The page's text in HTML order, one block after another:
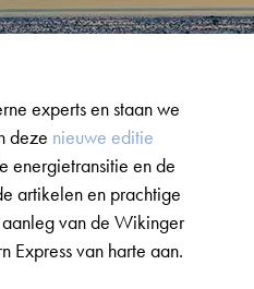
experts en staan we
deze nieuwe editie
energietransitie en de
artikelen en prachtige
van de Wikinger
Express van harte aan.